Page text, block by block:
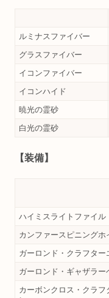
ルミナスファイバー
グラスファイバー
イコンファイバー
イコンハイド
暁光の霊砂
白光の霊砂
【装備】
ハイミスライトファイル
カンファースピニングホ
ガーロンド・クラフター
ガーロンド・ギャザラー
カーボンクロス・クラフ